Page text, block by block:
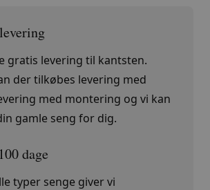
gratis levering til kantsten.
der tilkøbes levering med
med montering og vi kan
gamle seng for dig.
dage
typer senge giver vi